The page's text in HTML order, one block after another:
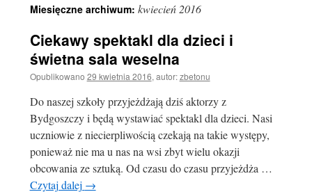
Miesięczne archiwum: kwiecień 2016
Ciekawy spektakl dla dzieci i
świetna sala weselna
Opublikowano 29 kwietnia 2016, autor: zbetonu
Do naszej szkoły przyjeżdżają dziś aktorzy z
Bydgoszczy i będą wystawiać spektakl dla dzieci. Nasi
uczniowie z niecierpliwością czekają na takie występy,
ponieważ nie ma u nas na wsi zbyt wielu okazji
obcowania ze sztuką. Od czasu do czasu przyjeżdża …
Czytaj dalej →